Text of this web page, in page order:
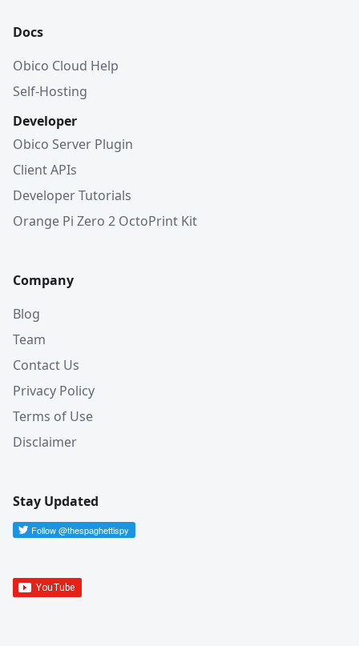
Docs
Obico Cloud Help
Self-Hosting
Developer
Obico Server Plugin
Client APIs
Developer Tutorials
Orange Pi Zero 2 OctoPrint Kit
Company
Blog
Team
Contact Us
Privacy Policy
Terms of Use
Disclaimer
Stay Updated